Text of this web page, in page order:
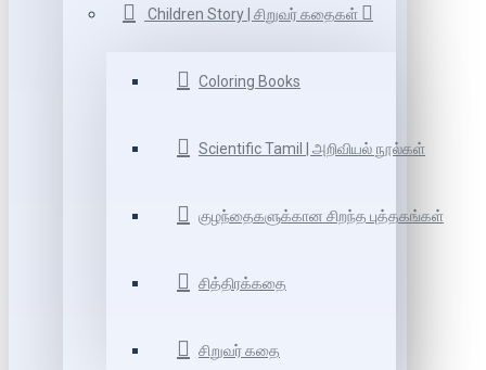
Children Story | சிறுவர் கதைகள்
Coloring Books
Scientific Tamil | அறிவியல் நூல்கள்
குழந்தைகளுக்கான சிறந்த புத்தகங்கள்
சித்திரக்கதை
சிறுவர் கதை